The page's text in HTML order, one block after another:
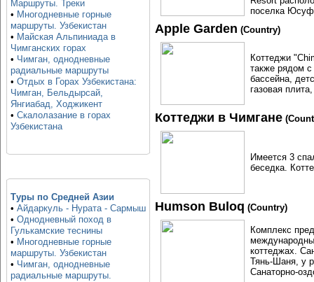
Маршруты. Треки
• Многодневные горные
маршруты. Узбекистан
• Майская Альпиниада в
Чимганских горах
• Чимган, однодневные
радиальные маршруты
• Отдых в Горах Узбекистана:
Чимган, Бельдырсай,
Янгиабад, Ходжикент
• Скалолазание в горах
Узбекистана
Туры по Средней Азии
• Айдаркуль - Нурата - Сармыш
• Однодневный поход в
Гулькамские теснины
• Многодневные горные
маршруты. Узбекистан
• Чимган, однодневные
радиальные маршруты.
поселка
Apple Garden (Country)
Коттеджи
также рядом
бассейна,
газовая
Коттеджи в Чимгане
Имеется 3
беседка.
Humson Buloq (Country)
Комплекс
коттеджах.
Тянь-Шаня, у
Санаторно-